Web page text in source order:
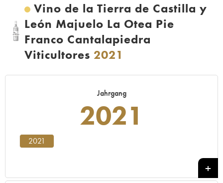
Vino de la Tierra de Castilla y
León Majuelo La Otea Pie
Franco Cantalapiedra
Viticultores 2021
Jahrgang
2021
2021